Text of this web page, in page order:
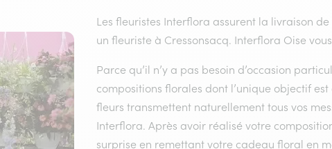
Les fleuristes Interflora assurent la livraison
un fleuriste à Cressonsacq. Interflora Oise
Parce qu’il n’y a pas besoin d’occasion
compositions florales dont l’unique objectif
fleurs transmettent naturellement tous vos
Interflora. Après avoir réalisé votre
surprise en remettant votre cadeau floral en